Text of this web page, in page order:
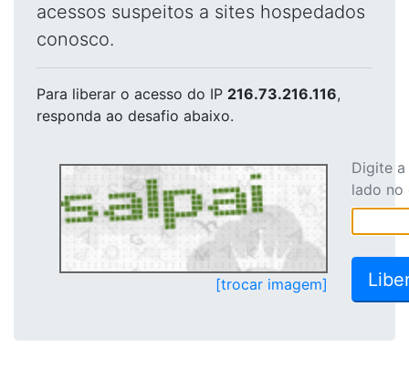
acessos suspeitos a sites hospedados
conosco.
Para liberar o acesso do IP 216.73.216.116,
responda ao desafio abaixo.
[trocar imagem]
Digite
lado no